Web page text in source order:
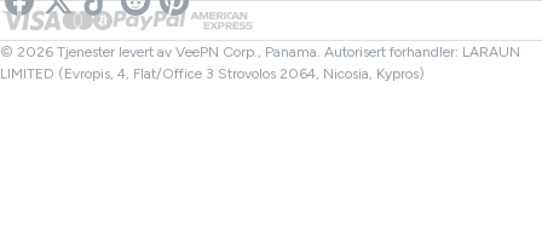
Netflix VPN
Filkontroller
Canada VPN
Tyrkia VPN
Partnere
© 2026 Tjenester levert av VeePN Corp., Panama. Autorisert forhandler: LARAUN
LIMITED (Evropis, 4, Flat/Office 3 Strovolos 2064, Nicosia, Kypros)